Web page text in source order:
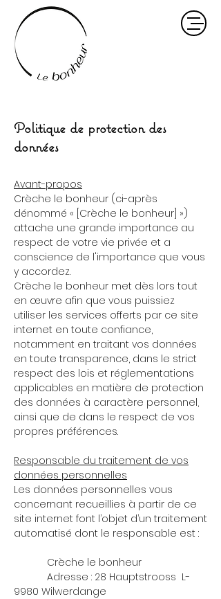
Politique de protection des
données
Avant-propos
Crèche le bonheur (ci-après
dénommé « [Crèche le bonheur] »)
attache une grande importance au
respect de votre vie privée et a
conscience de l'importance que vous
y accordez.
Crèche le bonheur met dès lors tout
en œuvre afin que vous puissiez
utiliser les services offerts par ce site
internet en toute confiance,
notamment en traitant vos données
en toute transparence, dans le strict
respect des lois et réglementations
applicables en matière de protection
des données à caractère personnel,
ainsi que de dans le respect de vos
propres préférences.
Responsable du traitement de vos
données personnelles
Les données personnelles vous
concernant recueillies à partir de ce
site internet font l’objet d’un traitement
automatisé dont le responsable est :
Crèche le bonheur
Adresse : 28 Hauptstrooss L-
9980 Wilwerdange